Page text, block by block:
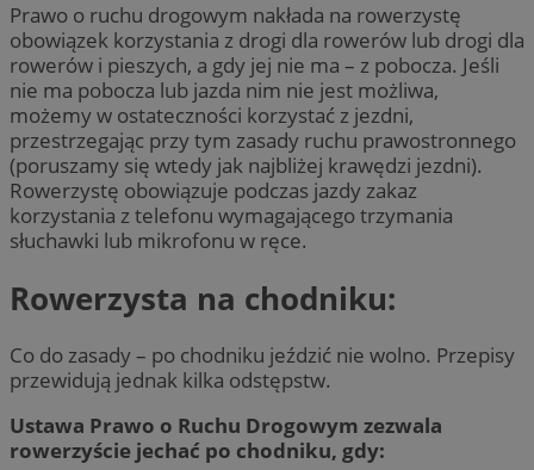
Prawo o ruchu drogowym nakłada na rowerzystę
obowiązek korzystania z drogi dla rowerów lub drogi dla
rowerów i pieszych, a gdy jej nie ma – z pobocza. Jeśli
nie ma pobocza lub jazda nim nie jest możliwa,
możemy w ostateczności korzystać z jezdni,
przestrzegając przy tym zasady ruchu prawostronnego
(poruszamy się wtedy jak najbliżej krawędzi jezdni).
Rowerzystę obowiązuje podczas jazdy zakaz
korzystania z telefonu wymagającego trzymania
słuchawki lub mikrofonu w ręce.
Rowerzysta na chodniku:
Co do zasady – po chodniku jeździć nie wolno. Przepisy
przewidują jednak kilka odstępstw.
Ustawa Prawo o Ruchu Drogowym zezwala
rowerzyście jechać po chodniku, gdy: